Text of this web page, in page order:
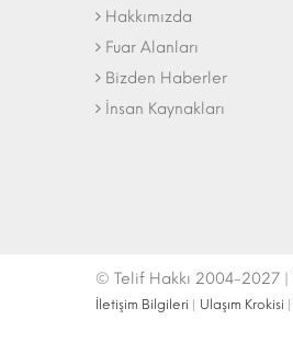
Hakkımızda
Fuar Alanları
Bizden Haberler
İnsan Kaynakları
© Telif Hakkı 2004-2027 |
İletişim Bilgileri Ulaşım Krokisi